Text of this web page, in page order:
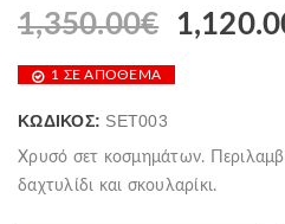
1,350.00€
1 ΣΕ ΑΠΌΘΕΜΑ
ΚΩΔΙΚΌΣ: SET003
Χρυσό σετ κοσμημάτων.
δαχτυλίδι και σκουλαρίκι.